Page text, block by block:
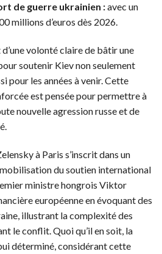
de guerre ukrainien :avec un
millions d’euros dès 2026.
volonté claire de bâtir une
soutenir Kiev non seulement
pour les années à venir. Cette
est pensée pour permettre à
nouvelle agression russe et de
à Paris s’inscrit dans un
du soutien international
ministre hongrois Viktor
européenne en évoquant des
illustrant la complexité des
le conflit. Quoi qu’il en soit, la
déterminé, considérant cette